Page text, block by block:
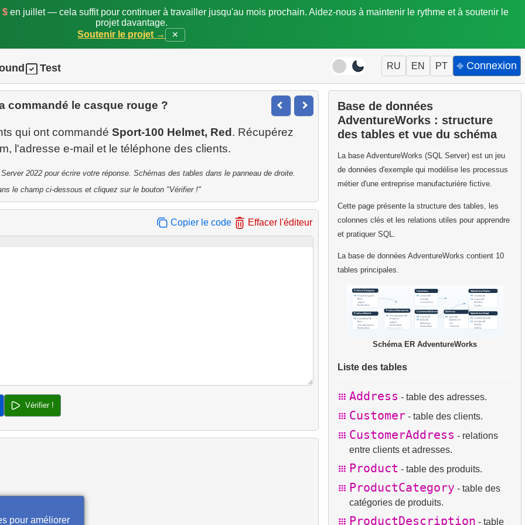
$en juillet — cela suffit pour continuer à travailler jusqu'au mois prochain. Aidez-nous à maintenir le rythme et à soutenir le
projet davantage.
Soutenir le projet →
✕
Test RU EN PT ⎆ Connexion
commandé le casque rouge ?
qui ont commandé Sport-100 Helmet, Red . Récupérez
2022 pour écrire votre réponse. Schémas des tables dans le panneau de droite.
le champ ci-dessous et cliquez sur le bouton "Vérifier !"
Copier le code Effacer l'éditeur
Vérifier !
Base de données
AdventureWorks : structure
des tables et vue du schéma
La base AdventureWorks (SQL Server) est un jeu
de données d'exemple qui modélise les processus
métier d'une entreprise manufacturière fictive.
Cette page présente la structure des tables, les
colonnes clés et les relations utiles pour apprendre
et pratiquer SQL.
La base de données AdventureWorks contient 10
tables principales.
Schéma ER AdventureWorks
Liste des tables
Address - table des adresses.
Customer - table des clients.
CustomerAddress - relations
entre clients et adresses.
Product - table des produits.
ProductCategory - table des
catégories de produits.
ProductDescription - table
pour améliorer